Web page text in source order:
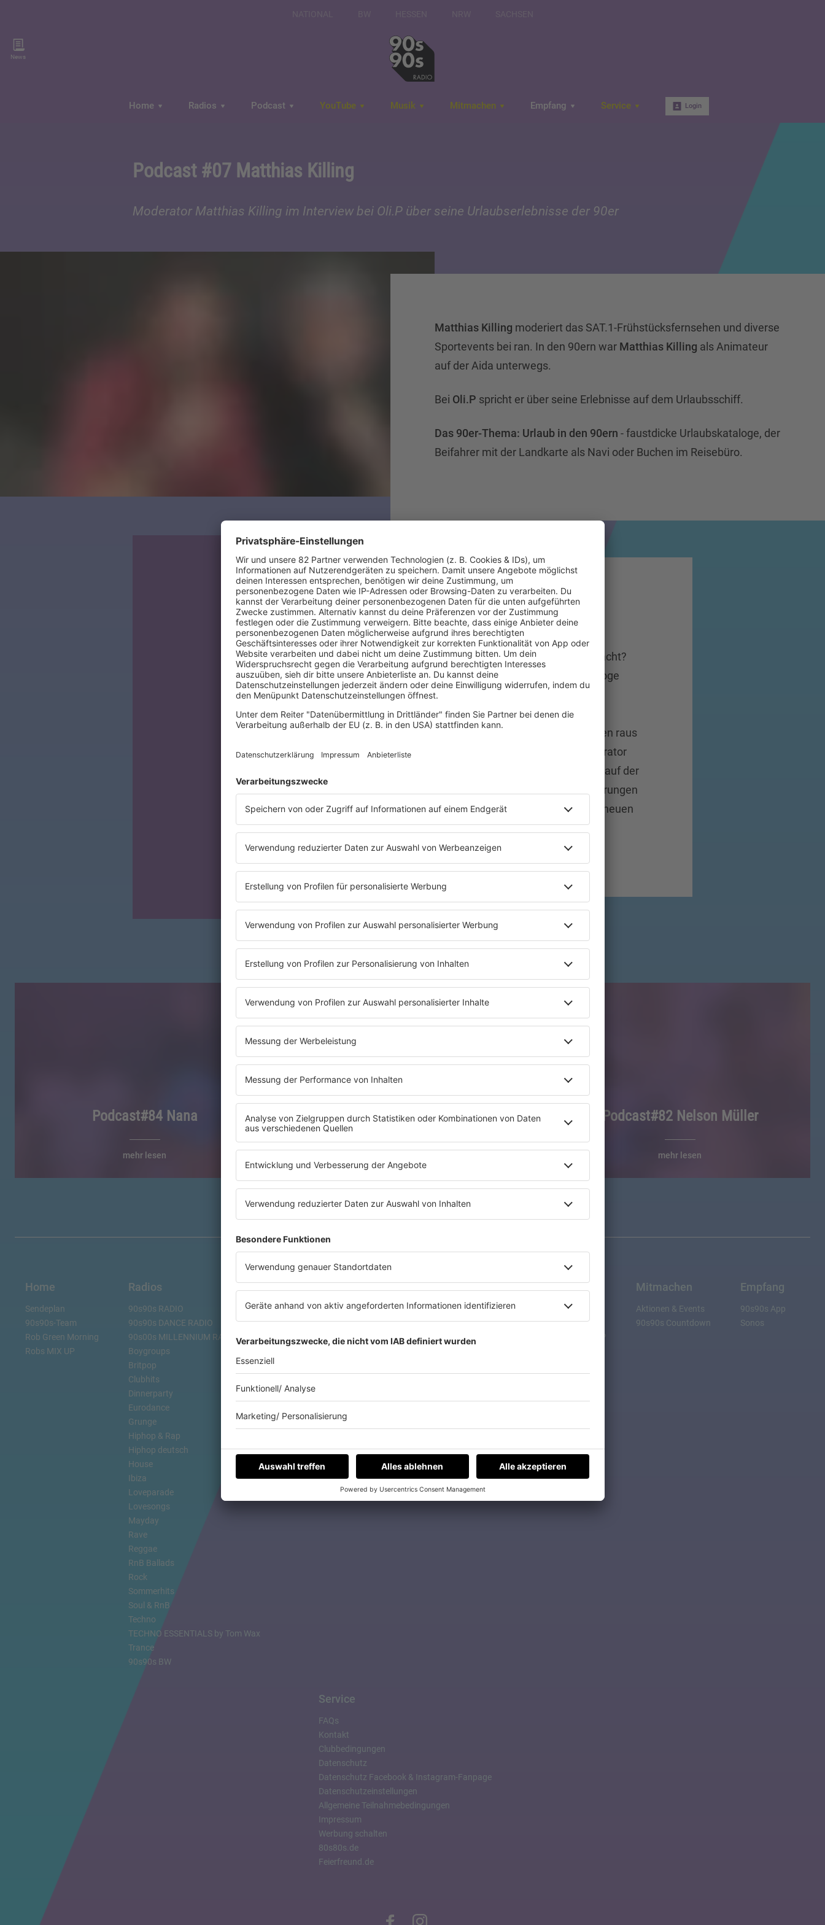
News
Home Radios Podcast YouTube Musik Mitmachen Empfang Service Login
Podcast #07 Matthias Killing
Moderator Matthias Killing im Interview bei Oli.P über seine Urlaubserlebnisse der 90er
Matthias Killing moderiert das SAT.1-Frühstücksfernsehen und diverse
Sportevents bei ran. In den 90ern war Matthias Killing als Animateur
auf der Aida unterwegs.
Bei Oli.P spricht er über seine Erlebnisse auf dem Urlaubsschiff.
Das 90er-Thema: Urlaub in den 90ern - faustdicke Urlaubskataloge, der
Beifahrer mit der Landkarte als Navi oder Buchen im Reisebüro.
Folge 7 | 18.02.2020 | 37:32
Matthias Killing
Wo habt ihr eigentlich in den 90ern Urlaub gemacht?
Habt ihr auch tagelang faustdicke Urlaubskataloge
gewälzt und euch die schönsten Urlaubsziele
rausgesucht? Wart ihr mit dem Interrail-Ticket
unterwegs oder seid ihr einfach mit dem Daumen raus
an der Straße quer durch Europa gereist? Moderator
Matthias Killing war in den 90ern als Animateur auf der
Aida. Was er dort erlebt habt und welche Erinnerungen
er ans Reisen in den 90ern hat, erzählt er in der neuen
Podcastfolge.
Hier gibt's noch mehr Folgen
Podcast#84 Nana
mehr lesen
Podcast#83 Sommer-Spezial:
Schlagzeilen-Quiz
Podcast#82 Nelson Müller
mehr lesen
Home
Sendeplan
90s90s-Team
Rob Green Morning
Robs MIX UP
Radios
90s90s RADIO
90s90s DANCE RADIO
90s00s MILLENNIUM RADIO
Boygroups
Britpop
Clubhits
Dinnerparty
Eurodance
Grunge
Hiphop & Rap
Hiphop deutsch
House
Ibiza
Loveparade
Lovesongs
Mayday
Rave
Reggae
RnB Ballads
Rock
Sommerhits
Soul & RnB
Techno
TECHNO ESSENTIALS by Tom Wax
Trance
90s90s BW
Podcast
Pop Crimes
The Story / Loveparade
The Story / George Michael
YouTube
90s90s DE:CODED
Musik
HITstory
Mitmachen
Aktionen & Events
90s90s Countdown
Empfang
90s90s App
Sonos
Service
FAQs
Kontakt
Clubbedingungen
Datenschutz
Datenschutz Facebook & Instagram-Fanpage
Datenschutzeinstellungen
Allgemeine Teilnahmebedingungen
Impressum
Werbung schalten
80s80s.de
Feierfreund.de